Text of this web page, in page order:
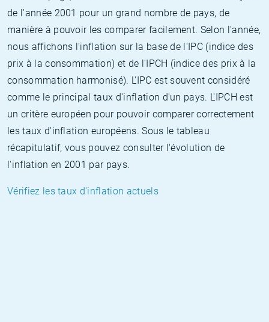
de l'année 2001 pour un grand nombre de pays, de
manière à pouvoir les comparer facilement. Selon l'année,
nous affichons l'inflation sur la base de l'IPC (indice des
prix à la consommation) et de l'IPCH (indice des prix à la
consommation harmonisé). L'IPC est souvent considéré
comme le principal taux d'inflation d'un pays. L'IPCH est
un critère européen pour pouvoir comparer correctement
les taux d'inflation européens. Sous le tableau
récapitulatif, vous pouvez consulter l'évolution de
l'inflation en 2001 par pays.
Vérifiez les taux d'inflation actuels